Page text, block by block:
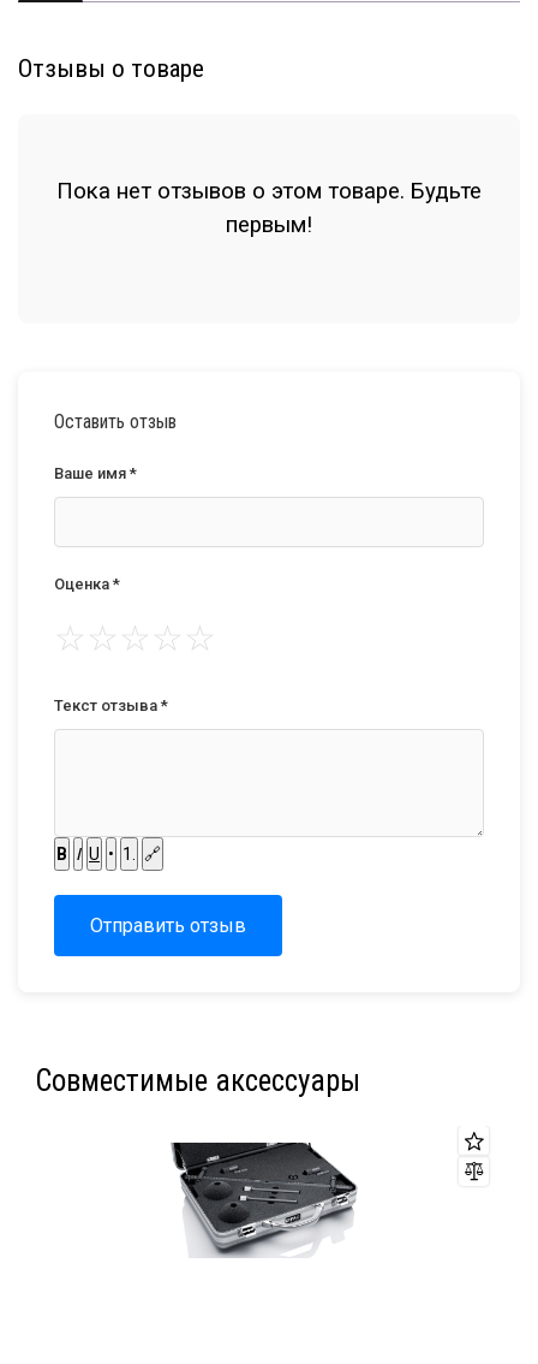
Отзывы о товаре
Пока нет отзывов о этом товаре. Будьте
первым!
Оставить отзыв
Ваше имя *
Оценка *
☆☆☆☆☆
Текст отзыва *
B I U • 1. 🔗
Отправить отзыв
Совместимые аксессуары